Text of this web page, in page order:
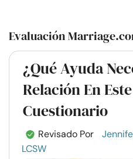
Evaluación
¿Qué Ayuda
Relación En
Cuestionario
Revisado Por
LCSW